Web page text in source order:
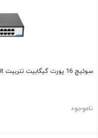
سوئیچ 16 پورت گیگابیت نتربیت Neterbit مدل NGS-1016C
ناموجود